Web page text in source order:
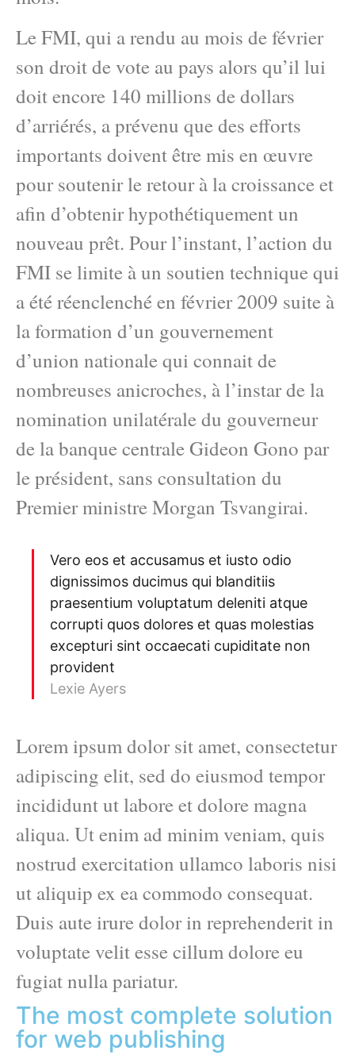
Le FMI, qui a rendu au mois de février
son droit de vote au pays alors qu’il lui
doit encore 140 millions de dollars
d’arriérés, a prévenu que des efforts
importants doivent être mis en œuvre
pour soutenir le retour à la croissance et
afin d’obtenir hypothétiquement un
nouveau prêt. Pour l’instant, l’action du
FMI se limite à un soutien technique qui
a été réenclenché en février 2009 suite à
la formation d’un gouvernement
d’union nationale qui connait de
nombreuses anicroches, à l’instar de la
nomination unilatérale du gouverneur
de la banque centrale Gideon Gono par
le président, sans consultation du
Premier ministre Morgan Tsvangirai.
Vero eos et accusamus et iusto odio
dignissimos ducimus qui blanditiis
praesentium voluptatum deleniti atque
corrupti quos dolores et quas molestias
excepturi sint occaecati cupiditate non
provident
Lexie Ayers
Lorem ipsum dolor sit amet, consectetur
adipiscing elit, sed do eiusmod tempor
incididunt ut labore et dolore magna
aliqua. Ut enim ad minim veniam, quis
nostrud exercitation ullamco laboris nisi
ut aliquip ex ea commodo consequat.
Duis aute irure dolor in reprehenderit in
voluptate velit esse cillum dolore eu
fugiat nulla pariatur.
The most complete solution
for web publishing